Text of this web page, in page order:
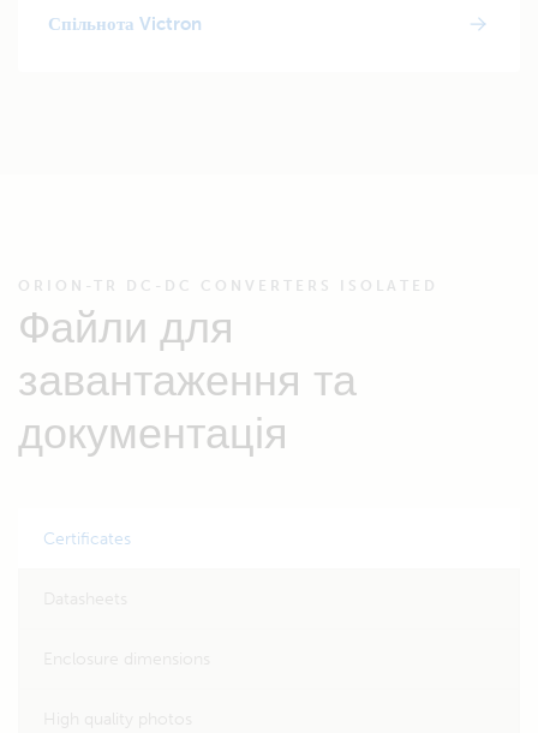
Спільнота Victron
ORION-TR DC-DC CONVERTERS ISOLATED
Файли для
завантаження та
документація
Certificates